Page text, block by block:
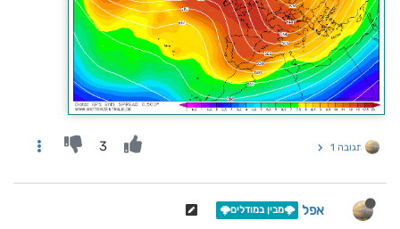
תגובה 1 3
אפל 🌩️מבין במודלים🌩️